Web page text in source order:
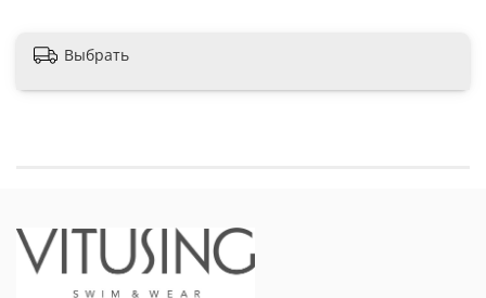
Выбрать